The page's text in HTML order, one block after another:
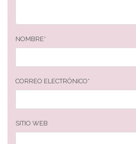
NOMBRE*
CORREO ELECTRÓNICO*
SITIO WEB